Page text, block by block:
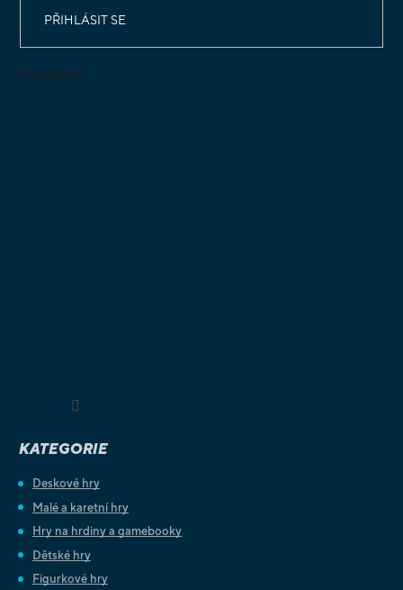
PŘIHLÁSIT SE
Instagram
KATEGORIE
Deskové hry
Malé a karetní hry
Hry na hrdiny a gamebooky
Dětské hry
Figurkové hry